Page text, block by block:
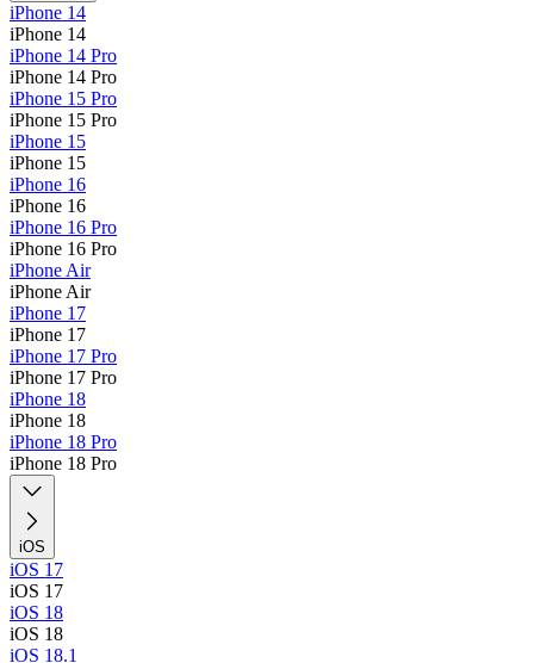
iPhone 14
iPhone 14
iPhone 14 Pro
iPhone 14 Pro
iPhone 15 Pro
iPhone 15 Pro
iPhone 15
iPhone 15
iPhone 16
iPhone 16
iPhone 16 Pro
iPhone 16 Pro
iPhone Air
iPhone Air
iPhone 17
iPhone 17
iPhone 17 Pro
iPhone 17 Pro
iPhone 18
iPhone 18
iPhone 18 Pro
iPhone 18 Pro
iOS
iOS 17
iOS 17
iOS 18
iOS 18
iOS 18.1